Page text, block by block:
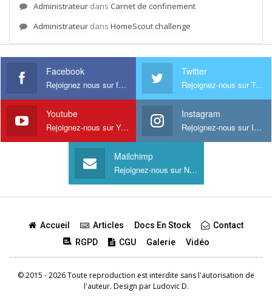
Administrateur dans Carnet de confinement
Administrateur dans HomeScout challenge
Facebook
Rejoignez nous sur facebook
Twitter
Rejoignez-nous sur Twitter
Youtube
Rejoignez-nous sur Youtube
Instagram
Rejoignez-nous sur Instagram
Mailchimp
Rejoignez-nous sur Newsletter
Accueil Articles Docs En Stock
Contact
RGPD
CGU Galerie Vidéo
© 2015 - 2026 Toute reproduction est interdite sans l'autorisation de
l'auteur. Design parLudovic D.